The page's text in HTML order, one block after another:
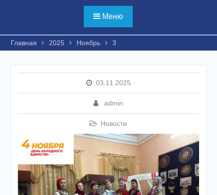
Меню
Главная 2025 Ноябрь 3
03.11.2025
admin
Новости